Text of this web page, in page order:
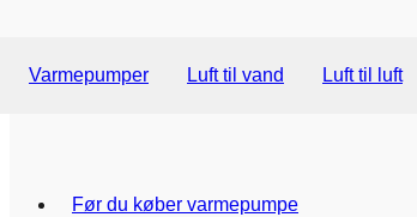
Varmepumper Luft til vand Luft til luft
Før du køber varmepumpe